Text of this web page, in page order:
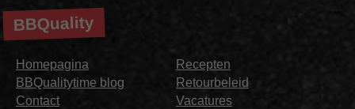
BBQuality
Homepagina
BBQualitytime blog
Contact
Recepten
Retourbeleid
Vacatures